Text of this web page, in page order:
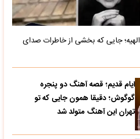
الهیه؛ جایی که بخشی از خاطرات صدای
ایام قدیم؛ قصه آهنگ دو پنجره
گوگوش؛ دقیقا همون جایی که تو
تهران این آهنگ متولد شد